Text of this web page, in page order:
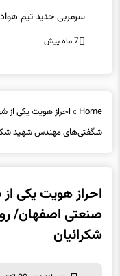
سرمربی جدید تیم
7 ماه پیش
Home
»احراز هویت یکی از
شگفتی‌های مهندس شهید
احراز هویت یکی
صنعتی اصفهان/
شکرائیان